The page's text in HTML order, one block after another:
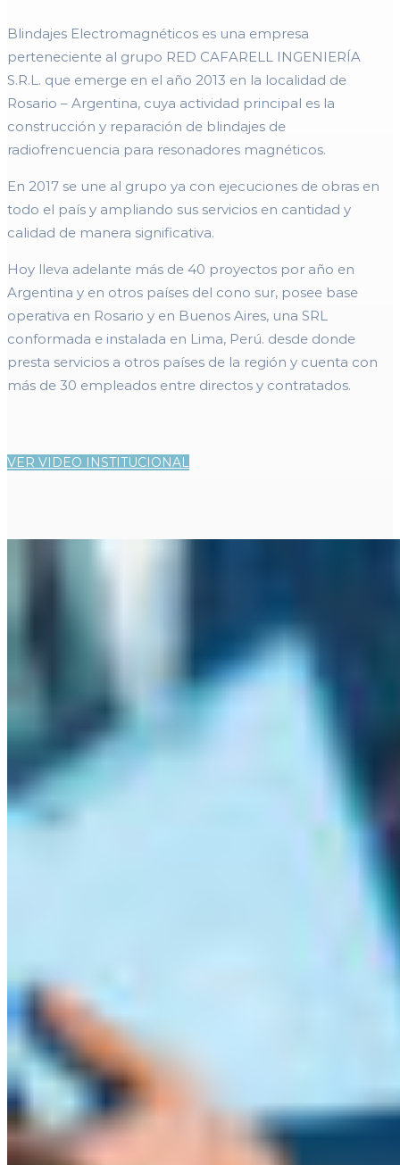
Blindajes Electromagnéticos es una empresa
perteneciente al grupo RED CAFARELL INGENIERÍA
S.R.L. que emerge en el año 2013 en la localidad de
Rosario – Argentina, cuya actividad principal es la
construcción y reparación de blindajes de
radiofrencuencia para resonadores magnéticos.
En 2017 se une al grupo ya con ejecuciones de obras en
todo el país y ampliando sus servicios en cantidad y
calidad de manera significativa.
Hoy lleva adelante más de 40 proyectos por año en
Argentina y en otros países del cono sur, posee base
operativa en Rosario y en Buenos Aires, una SRL
conformada e instalada en Lima, Perú. desde donde
presta servicios a otros países de la región y cuenta con
más de 30 empleados entre directos y contratados.
VER VIDEO INSTITUCIONAL